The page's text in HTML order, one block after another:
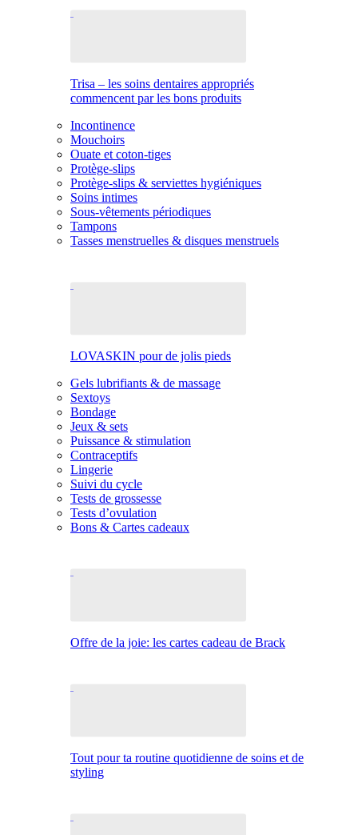
Trisa – les soins dentaires appropriés
commencent par les bons produits
Incontinence
Mouchoirs
Ouate et coton-tiges
Protège-slips
Protège-slips & serviettes hygiéniques
Soins intimes
Sous-vêtements périodiques
Tampons
Tasses menstruelles & disques menstruels
LOVASKIN pour de jolis pieds
Gels lubrifiants & de massage
Sextoys
Bondage
Jeux & sets
Puissance & stimulation
Contraceptifs
Lingerie
Suivi du cycle
Tests de grossesse
Tests d’ovulation
Bons & Cartes cadeaux
Offre de la joie: les cartes cadeau de Brack
Tout pour ta routine quotidienne de soins et de
styling